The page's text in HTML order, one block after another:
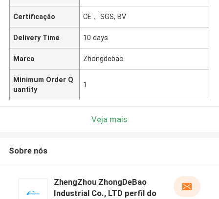
Certificação CE， SGS, BV
Delivery Time 10 days
Marca Zhongdebao
Minimum Order Q
uantity
1
Veja mais
Sobre nós
ZhengZhou ZhongDeBao
Industrial Co., LTD perfil do